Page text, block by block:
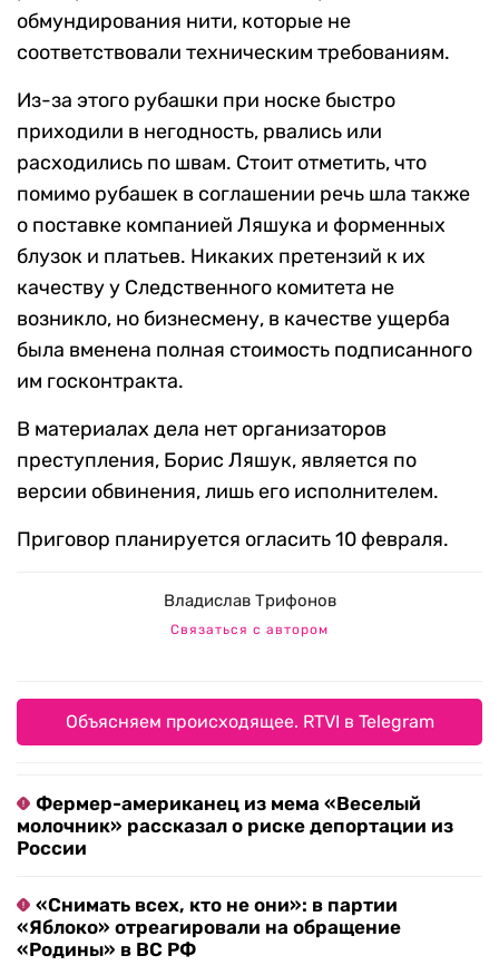
обмундирования нити, которые не
соответствовали техническим требованиям.
Из-за этого рубашки при носке быстро
приходили в негодность, рвались или
расходились по швам. Стоит отметить, что
помимо рубашек в соглашении речь шла также
о поставке компанией Ляшука и форменных
блузок и платьев. Никаких претензий к их
качеству у Следственного комитета не
возникло, но бизнесмену, в качестве ущерба
была вменена полная стоимость подписанного
им госконтракта.
В материалах дела нет организаторов
преступления, Борис Ляшук, является по
версии обвинения, лишь его исполнителем.
Приговор планируется огласить 10 февраля.
Владислав Трифонов
Связаться с автором
Объясняем происходящее. RTVI в Telegram
Фермер-американец из мема «Веселый
молочник» рассказал о риске депортации из
России
«Снимать всех, кто не они»: в партии
«Яблоко» отреагировали на обращение
«Родины» в ВС РФ